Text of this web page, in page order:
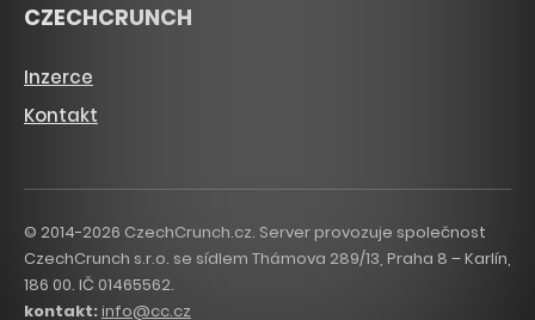
CZECHCRUNCH
Inzerce
Kontakt
© 2014-2026 CzechCrunch.cz. Server provozuje společnost
CzechCrunch s.r.o. se sídlem Thámova 289/13, Praha 8 – Karlín,
186 00. IČ 01465562.
kontakt:info@cc.cz